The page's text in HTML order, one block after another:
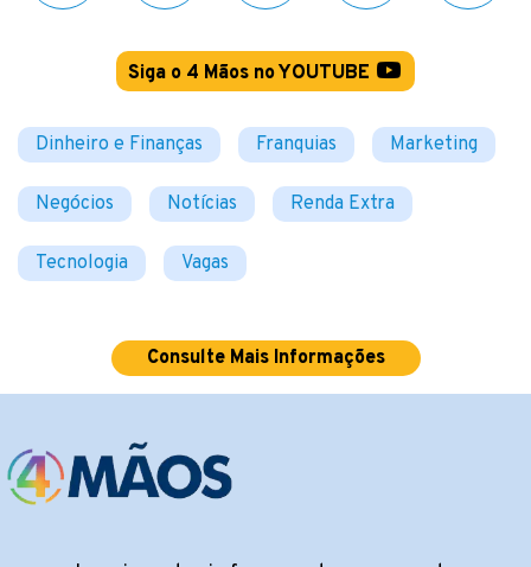
Siga o 4 Mãos no YOUTUBE
Dinheiro e Finanças Franquias Marketing
Negócios Notícias Renda Extra
Tecnologia Vagas
Consulte Mais Informações